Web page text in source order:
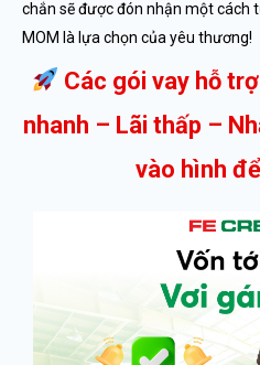
chắn sẽ được đón nhận một cách
MOM là lựa chọn của yêu thương!
Các gói vay hỗ
nhanh – Lãi thấp –
vào hình